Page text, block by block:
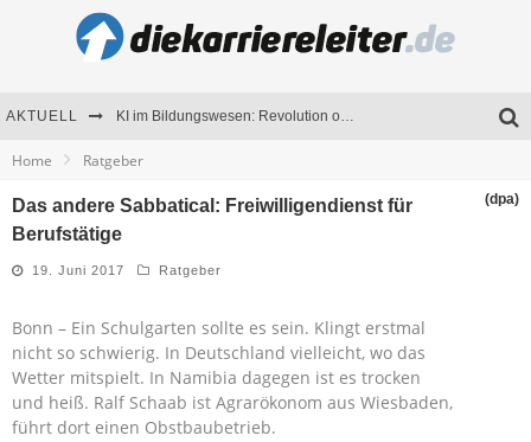
AKTUELL KI im Bildungswesen: Revolution oder Risiko für Schulen und Universitäten?
Seminare als Motivationsmotor – Wie Weiterbildung Mitarbeiter nachhaltig begeistert
Home Ratgeber
Das andere Sabbatical: Freiwilligendienst für
Berufstätige
(dpa)
19. Juni 2017 Ratgeber
Bonn – Ein Schulgarten sollte es sein. Klingt erstmal
nicht so schwierig. In Deutschland vielleicht, wo das
Wetter mitspielt. In Namibia dagegen ist es trocken
und heiß. Ralf Schaab ist Agrarökonom aus Wiesbaden,
führt dort einen Obstbaubetrieb.